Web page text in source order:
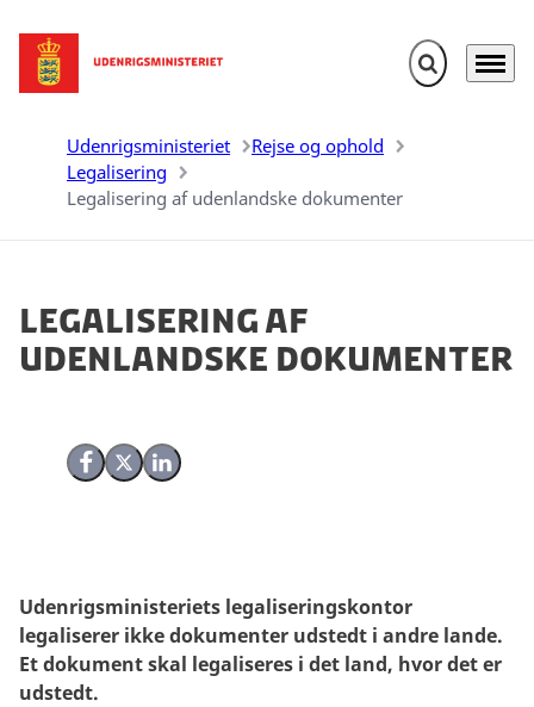
Gå til forsiden Fold søgefelt
Menu
Udenrigsministeriet
Rejse og ophold
Legalisering
Legalisering af udenlandske dokumenter
Legalisering af
udenlandske dokumenter
Del på Facebook
Del på X (Twitter)
Del på LinkedIn
Udenrigsministeriets legaliseringskontor
legaliserer ikke dokumenter udstedt i andre lande.
Et dokument skal legaliseres i det land, hvor det er
udstedt.